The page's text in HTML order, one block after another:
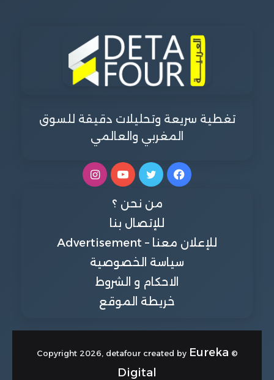
تغطية سريعة وتحليلات دقيقة للسوق
المغربي والعالمي
فيسبوكتويتر يوتيوبانستقرام
من نحن ؟
للإتصال بنا
للإعلان معنا – Advertisement
سياسة الخصوصية
الاحكام و الشروط
خريطة الموقع
© Copyright 2026, detafour created by
Eureka
Digital